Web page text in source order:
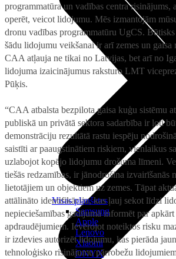
Visas planšetes
Samsung
Apple
Lenovo
Xiaomi
ONYX
programmatūra un vadības centra risinājums,
operēt, veicot lidojumu. Mēs izmantojām
dronu vadības programmatūru UgCS.
šādu lidojumu veikšanai ir arī zemes un gaisa
CAA atļauja ne tikai no Latvijas, bet arī no
lidojuma izaicinājumus raksturo LMT
Pūķis.
“CAA atbalsta bezpilota gaisa kuģu sistēmu
publiskā un privātā sektora sadarbība ir ļoti
demonstrāciju rezultātā rastu iespēju
saistīti ar paaugstinātiem riskiem, vienlaikus
uzlabojot kopējo lidojumu drošuma līmeni.
tiešās redzamības, ir jānodrošina izvairīšanās
lietotājiem un objektiem uz zemes. Tāpat
attālināto identifikāciju, kas ļauj sekot līdzi
nepieciešamības gadījumā informēt par apkārt
apdraudējumiem. Ievērojot noteiktos risku
ir izdevies autorizēt lidojumu, kas pierāda
tehnoloģisko risinājumu pārrobežu